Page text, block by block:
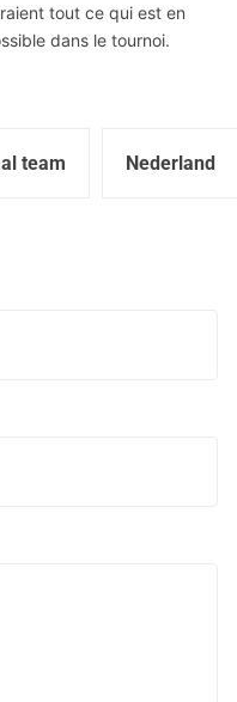
tout ce qui est en
dans le tournoi.
team Nederland